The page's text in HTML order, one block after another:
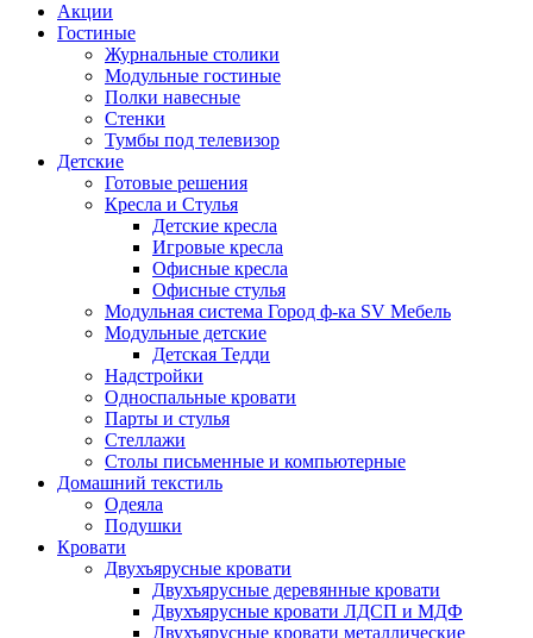
Акции
Гостиные
Журнальные столики
Модульные гостиные
Полки навесные
Стенки
Тумбы под телевизор
Детские
Готовые решения
Кресла и Стулья
Детские кресла
Игровые кресла
Офисные кресла
Офисные стулья
Модульная система Город ф-ка SV Мебель
Модульные детские
Детская Тедди
Надстройки
Односпальные кровати
Парты и стулья
Стеллажи
Столы письменные и компьютерные
Домашний текстиль
Одеяла
Подушки
Кровати
Двухъярусные кровати
Двухъярусные деревянные кровати
Двухъярусные кровати ЛДСП и МДФ
Двухъярусные кровати металлические